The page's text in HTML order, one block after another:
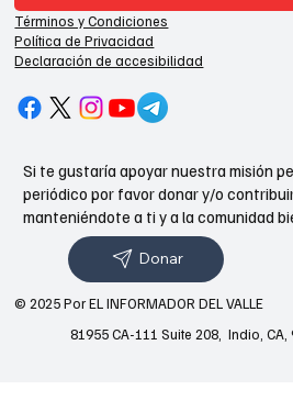
Términos y Condiciones
Política de Privacidad
Declaración de accesibilidad
Si te gustaría apoyar nuestra misión
periódico por favor donar y/o
manteniéndote a ti y a la comunidad
Donar
81955 CA-111 Suite 208, Indio, CA,
© 2025 Por EL INFORMADOR DEL VALLE